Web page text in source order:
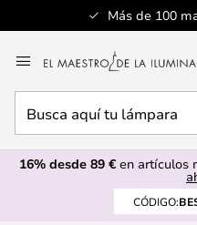
Más de 100
al
contenido
aquí
tu
lámpara
16% desde 89 € en artículos
CÓDIGO: